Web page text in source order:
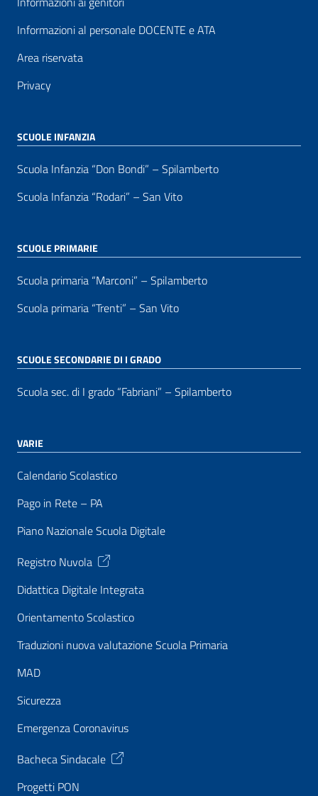
Informazioni al personale DOCENTE e ATA
Area riservata
Privacy
SCUOLE INFANZIA
Scuola Infanzia “Don Bondi” – Spilamberto
Scuola Infanzia “Rodari” – San Vito
SCUOLE PRIMARIE
Scuola primaria “Marconi” – Spilamberto
Scuola primaria “Trenti” – San Vito
SCUOLE SECONDARIE DI I GRADO
Scuola sec. di I grado “Fabriani” – Spilamberto
VARIE
Calendario Scolastico
Pago in Rete – PA
Piano Nazionale Scuola Digitale
Registro Nuvola
Didattica Digitale Integrata
Orientamento Scolastico
Traduzioni nuova valutazione Scuola Primaria
MAD
Sicurezza
Emergenza Coronavirus
Bacheca Sindacale
Progetti PON